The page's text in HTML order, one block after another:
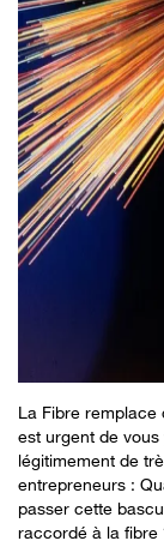
La Fibre remplace
est urgent de
légitimement de
entrepreneurs :
passer cette
raccordé à la fibre